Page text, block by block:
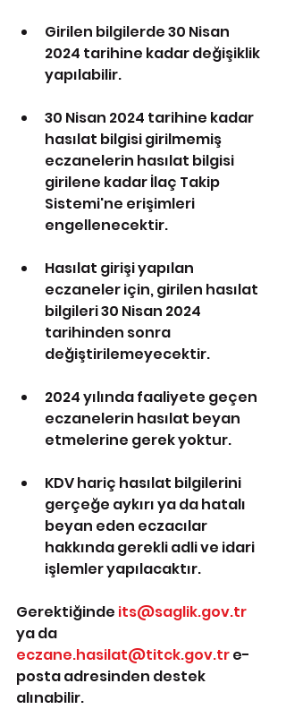
Girilen bilgilerde 30 Nisan
2024 tarihine kadar değişiklik
yapılabilir.
30 Nisan 2024 tarihine kadar
hasılat bilgisi girilmemiş
eczanelerin hasılat bilgisi
girilene kadar İlaç Takip
Sistemi'ne erişimleri
engellenecektir.
Hasılat girişi yapılan
eczaneler için, girilen hasılat
bilgileri 30 Nisan 2024
tarihinden sonra
değiştirilemeyecektir.
2024 yılında faaliyete geçen
eczanelerin hasılat beyan
etmelerine gerek yoktur.
KDV hariç hasılat bilgilerini
gerçeğe aykırı ya da hatalı
beyan eden eczacılar
hakkında gerekli adli ve idari
işlemler yapılacaktır.
Gerektiğinde its@saglik.gov.tr
ya da
eczane.hasilat@titck.gov.tr e-
posta adresinden destek
alınabilir.